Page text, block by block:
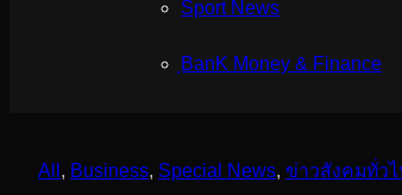
Sport News
ฺBanK Money & Finance
All , Business, Special News, ข่าวสังคมทั่วไ